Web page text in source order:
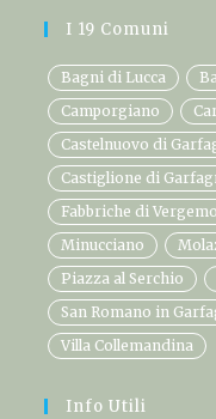
I 19 Comuni
Bagni di Lucca
Camporgiano
Castelnuovo di
Castiglione di
Fabbriche di
Minucciano
Piazza al Serchio
San Romano in
Villa Collemandina
Info Utili